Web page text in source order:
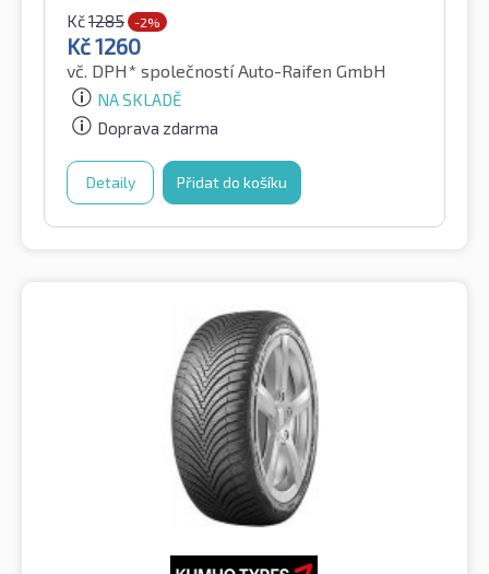
Kč1285 -2%
Kč1260
vč. DPH* společností Auto-Raifen GmbH
NA SKLADĚ
Doprava zdarma
Detaily Přidat do košíku